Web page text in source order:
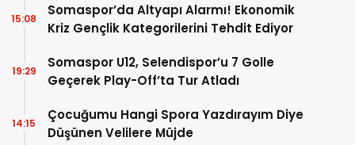
Somaspor’da Altyapı Alarmı! Ekonomik
Kriz Gençlik Kategorilerini Tehdit Ediyor
15:08
Somaspor U12, Selendispor’u 7 Golle
Geçerek Play-Off’ta Tur Atladı
19:29
Çocuğumu Hangi Spora Yazdırayım Diye
Düşünen Velilere Müjde
14:15